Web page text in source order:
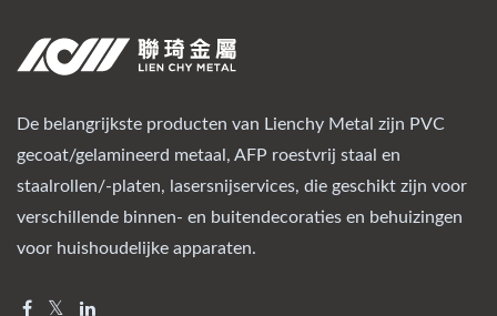
De belangrijkste producten van Lienchy Metal zijn PVC
gecoat/gelamineerd metaal, AFP roestvrij staal en
staalrollen/-platen, lasersnijservices, die geschikt zijn voor
verschillende binnen- en buitendecoraties en behuizingen
voor huishoudelijke apparaten.